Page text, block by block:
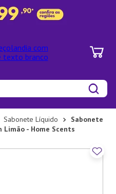
Sabonete Líquido
Sabonete
Limão - Home Scents